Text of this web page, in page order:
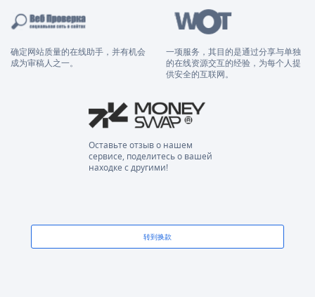
确定网站质量的在线助手，并有机会
成为审稿人之一。
一项服务，其目的是通过分享与单独
的在线资源交互的经验，为每个人提
供安全的互联网。
Оставьте отзыв о нашем
сервисе, поделитесь о вашей
находке с другими!
转到换款